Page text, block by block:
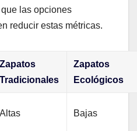
las opciones
reducir estas métricas.
Zapatos
Tradicionales
Zapatos
Ecológicos
Altas Bajas